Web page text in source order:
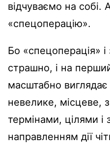
відчуваємо на
«спецоперацію».
Бо «спецоперація» і
страшно, і на
масштабно
невелике, місцеве,
термінами, цілями і
направленням дії